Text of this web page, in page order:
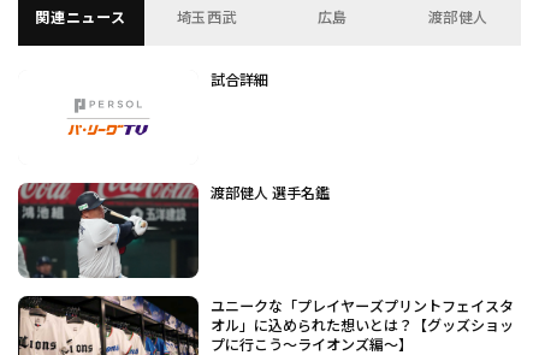
関連ニュース 埼玉西武 広島 渡部健人
試合詳細
渡部健人 選手名鑑
ユニークな「プレイヤーズプリントフェイスタ
オル」に込められた想いとは？【グッズショッ
プに行こう～ライオンズ編～】